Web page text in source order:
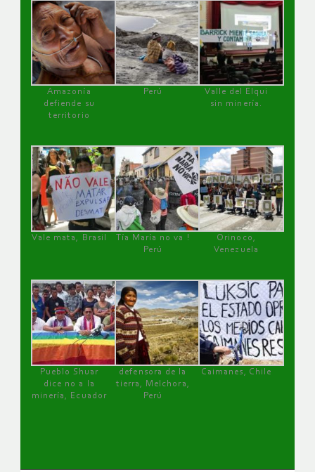
Amazonía
defiende su
territorio
Perú
Valle del Elqui
sin minería.
Vale mata, Brasil
Tía María no va !
Perú
Orinoco,
Venezuela
Pueblo Shuar
dice no a la
minería, Ecuador
defensora de la
tierra, Melchora,
Perú
Caimanes, Chile